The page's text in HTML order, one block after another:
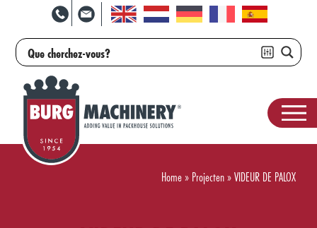
Home» Projecten»VIDEUR DE PALOX